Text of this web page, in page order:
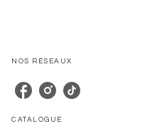
NOS RÉSEAUX
CATALOGUE